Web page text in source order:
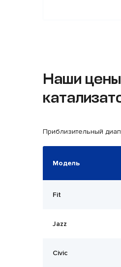
Наши
Приблизительный
Модель
Fit
Jazz
Civic